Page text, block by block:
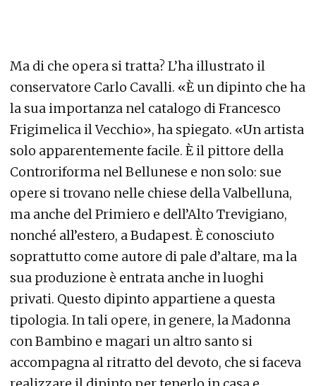
Ma di che opera si tratta? L’ha illustrato il
conservatore Carlo Cavalli. «È un dipinto che ha
la sua importanza nel catalogo di Francesco
Frigimelica il Vecchio», ha spiegato. «Un artista
solo apparentemente facile. È il pittore della
Controriforma nel Bellunese e non solo: sue
opere si trovano nelle chiese della Valbelluna,
ma anche del Primiero e dell’Alto Trevigiano,
nonché all’estero, a Budapest. È conosciuto
soprattutto come autore di pale d’altare, ma la
sua produzione è entrata anche in luoghi
privati. Questo dipinto appartiene a questa
tipologia. In tali opere, in genere, la Madonna
con Bambino e magari un altro santo si
accompagna al ritratto del devoto, che si faceva